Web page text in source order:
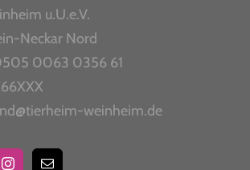
u.U.e.V.
Neckar Nord
0063 0356 61
weinheim.de